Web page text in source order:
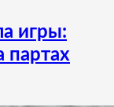
игры:
партах